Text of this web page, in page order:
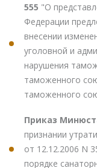
555 "О
Федерации
внесении
уголовной и
нарушения
таможенного
таможенного
Приказ
признании
от 12.12.2006 N
порядке